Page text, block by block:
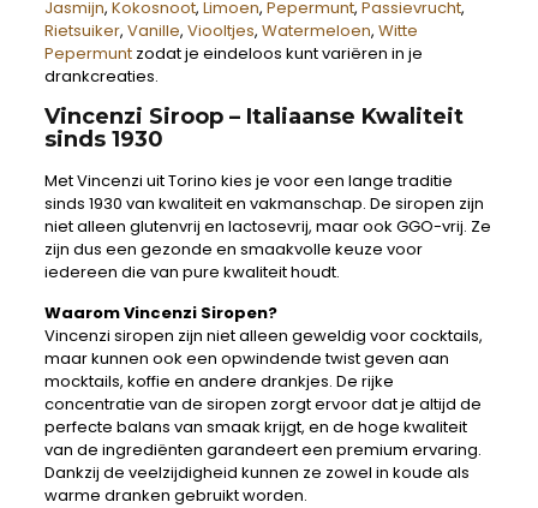
Jasmijn, Kokosnoot, Limoen, Pepermunt, Passievrucht,
Rietsuiker, Vanille, Viooltjes, Watermeloen, Witte
Pepermuntzodat je eindeloos kunt variëren in je
drankcreaties.
Vincenzi Siroop – Italiaanse Kwaliteit
sinds 1930
Met Vincenzi uit Torino kies je voor een lange traditie
sinds 1930 van kwaliteit en vakmanschap. De siropen zijn
niet alleen glutenvrij en lactosevrij, maar ook GGO-vrij. Ze
zijn dus een gezonde en smaakvolle keuze voor
iedereen die van pure kwaliteit houdt.
Waarom Vincenzi Siropen?
Vincenzi siropen zijn niet alleen geweldig voor cocktails,
maar kunnen ook een opwindende twist geven aan
mocktails, koffie en andere drankjes. De rijke
concentratie van de siropen zorgt ervoor dat je altijd de
perfecte balans van smaak krijgt, en de hoge kwaliteit
van de ingrediënten garandeert een premium ervaring.
Dankzij de veelzijdigheid kunnen ze zowel in koude als
warme dranken gebruikt worden.